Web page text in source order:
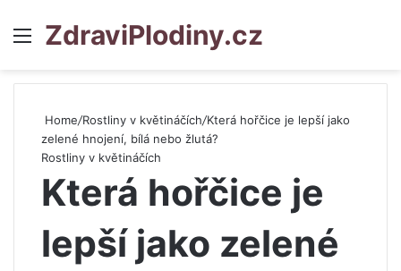
Menu
ZdraviPlodiny.cz
Home/Rostliny v květináčích/Která hořčice je lepší jako
zelené hnojení, bílá nebo žlutá?
Rostliny v květináčích
Která hořčice je
lepší jako zelené